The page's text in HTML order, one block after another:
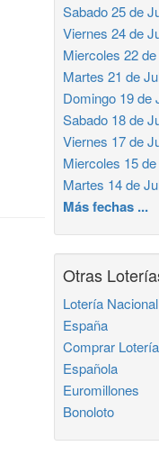
Sabado 25 de
Viernes 24 de
Miercoles 22
Martes 21 de
Domingo 19 de
Sabado 18 de
Viernes 17 de
Miercoles 15
Martes 14 de
Más fechas ...
Otras
Lotería
España
Comprar Lotería
Española
Euromillones
Bonoloto